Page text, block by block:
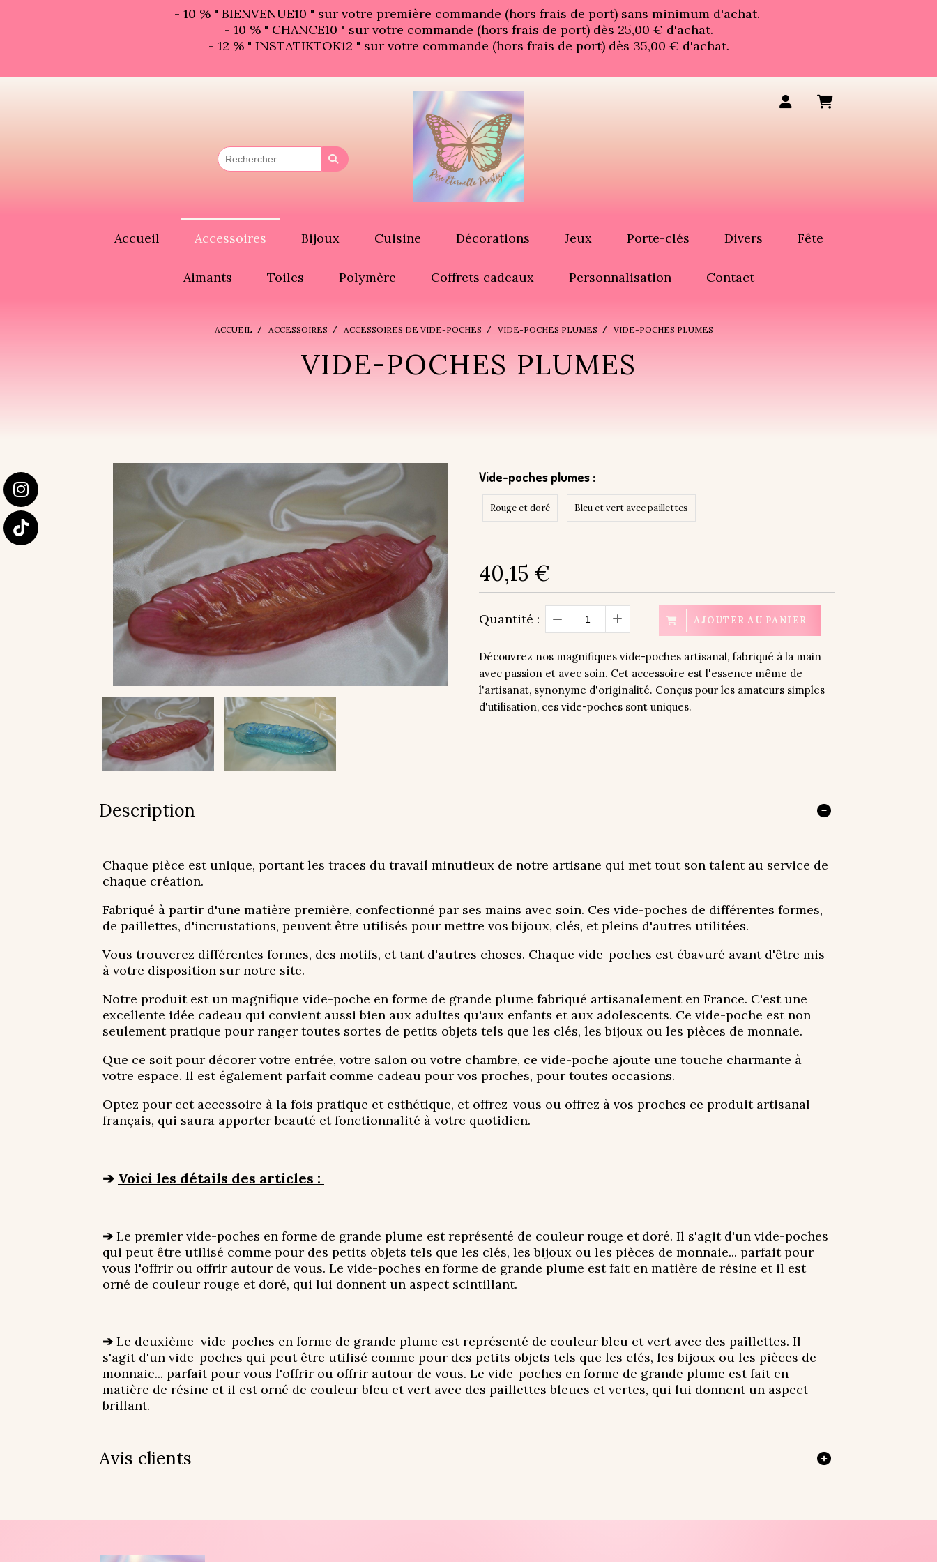
- 10 % " BIENVENUE10 " sur votre première commande (hors frais de port) sans minimum d'achat.
- 10 % " CHANCE10 " sur votre commande (hors frais de port) dès 25,00 € d'achat.
- 12 % " INSTATIKTOK12 " sur votre commande (hors frais de port) dès 35,00 € d'achat.
Accueil Accessoires Bijoux Cuisine Décorations Jeux Porte-clés Divers Fête
Aimants Toiles Polymère Coffrets cadeaux Personnalisation Contact
ACCUEIL ACCESSOIRES ACCESSOIRES DE VIDE-POCHES VIDE-POCHES PLUMES VIDE-POCHES PLUMES
VIDE-POCHES PLUMES
Vide-poches plumes :
Rouge et doré Bleu et vert avec paillettes
40,15 €
Quantité : AJOUTER AU PANIER
Découvrez nos magnifiques vide-poches artisanal, fabriqué à la main
avec passion et avec soin. Cet accessoire est l'essence même de
l'artisanat, synonyme d'originalité. Conçus pour les amateurs simples
d'utilisation, ces vide-poches sont uniques.
Description
Chaque pièce est unique, portant les traces du travail minutieux de notre artisane qui met tout son talent au service de
chaque création.
Fabriqué à partir d'une matière première, confectionné par ses mains avec soin. Ces vide-poches de différentes formes,
de paillettes, d'incrustations, peuvent être utilisés pour mettre vos bijoux, clés, et pleins d'autres utilitées.
Vous trouverez différentes formes, des motifs, et tant d'autres choses. Chaque vide-poches est ébavuré avant d'être mis
à votre disposition sur notre site.
Notre produit est un magnifique vide-poche en forme de grande plume fabriqué artisanalement en France. C'est une
excellente idée cadeau qui convient aussi bien aux adultes qu'aux enfants et aux adolescents. Ce vide-poche est non
seulement pratique pour ranger toutes sortes de petits objets tels que les clés, les bijoux ou les pièces de monnaie.
Que ce soit pour décorer votre entrée, votre salon ou votre chambre, ce vide-poche ajoute une touche charmante à
votre espace. Il est également parfait comme cadeau pour vos proches, pour toutes occasions.
Optez pour cet accessoire à la fois pratique et esthétique, et offrez-vous ou offrez à vos proches ce produit artisanal
français, qui saura apporter beauté et fonctionnalité à votre quotidien.
➔ Voici les détails des articles :
➔ Le premier vide-poches en forme de grande plume est représenté de couleur rouge et doré. Il s'agit d'un vide-poches
qui peut être utilisé comme pour des petits objets tels que les clés, les bijoux ou les pièces de monnaie... parfait pour
vous l'offrir ou offrir autour de vous. Le vide-poches en forme de grande plume est fait en matière de résine et il est
orné de couleur rouge et doré, qui lui donnent un aspect scintillant.
➔ Le deuxième vide-poches en forme de grande plume est représenté de couleur bleu et vert avec des paillettes. Il
s'agit d'un vide-poches qui peut être utilisé comme pour des petits objets tels que les clés, les bijoux ou les pièces de
monnaie... parfait pour vous l'offrir ou offrir autour de vous. Le vide-poches en forme de grande plume est fait en
matière de résine et il est orné de couleur bleu et vert avec des paillettes bleues et vertes, qui lui donnent un aspect
brillant.
Avis clients